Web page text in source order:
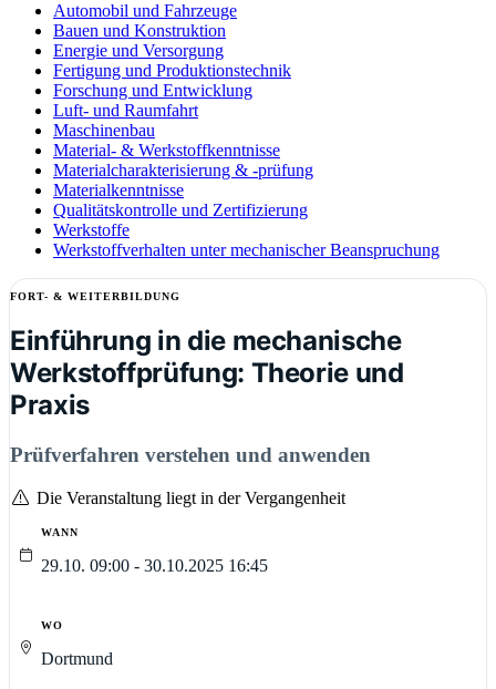
Automobil und Fahrzeuge
Bauen und Konstruktion
Energie und Versorgung
Fertigung und Produktionstechnik
Forschung und Entwicklung
Luft- und Raumfahrt
Maschinenbau
Material- & Werkstoffkenntnisse
Materialcharakterisierung & -prüfung
Materialkenntnisse
Qualitätskontrolle und Zertifizierung
Werkstoffe
Werkstoffverhalten unter mechanischer Beanspruchung
FORT- & WEITERBILDUNG
Einführung in die mechanische
Werkstoffprüfung: Theorie und
Praxis
Prüfverfahren verstehen und anwenden
Die Veranstaltung liegt in der Vergangenheit
WANN
29.10. 09:00 - 30.10.2025 16:45
WO
Dortmund